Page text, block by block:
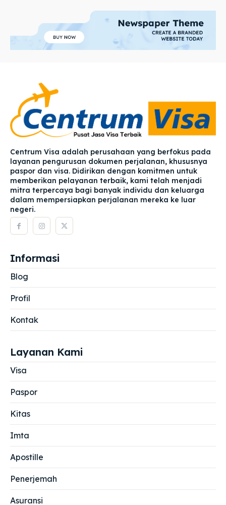
Centrum Visa adalah perusahaan yang berfokus pada
layanan pengurusan dokumen perjalanan, khususnya
paspor dan visa. Didirikan dengan komitmen untuk
memberikan pelayanan terbaik, kami telah menjadi
mitra terpercaya bagi banyak individu dan keluarga
dalam mempersiapkan perjalanan mereka ke luar
negeri.
Informasi
Blog
Profil
Kontak
Layanan Kami
Visa
Paspor
Kitas
Imta
Apostille
Penerjemah
Asuransi